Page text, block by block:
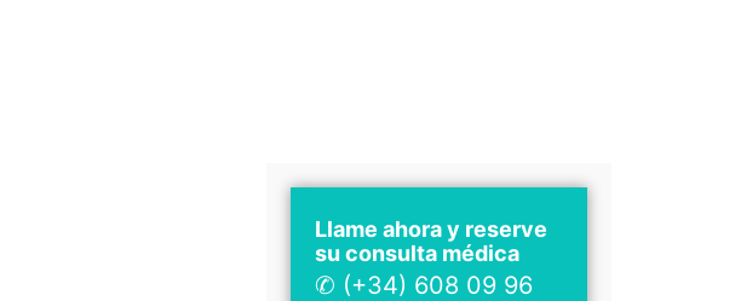
Llame ahora y reserve
su consulta médica
✆ (+34) 608 09 96